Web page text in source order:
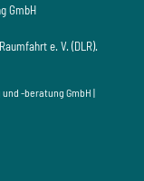
GmbH
e. V. (DLR).
-beratung GmbH |